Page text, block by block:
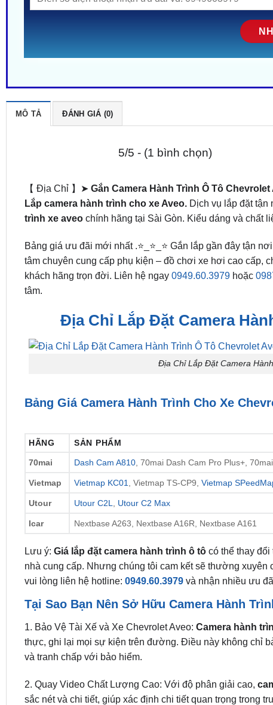
MÔ TẢ ĐÁNH GIÁ (0)
5/5 - (1 bình chọn)
【 Địa Chỉ 】➤ Gắn Camera Hành Trình Ô Tô Chevrolet
Lắp camera hành trình cho xe Aveo.Dịch vụ lắp đặt tận
trình xe aveochính hãng tại Sài Gòn. Kiểu dáng và chất
Bảng giá ưu đãi mới nhất .⭐_⭐_⭐ Gắn lắp gần đây tận
tâm chuyên cung cấp phụ kiện – đồ chơi xe hơi cao cấp,
khách hãng trọn đời. Liên hệ ngay 0949.60.3979hoặc
tâm.
Địa Chỉ Lắp Đặt Camera
Địa Chỉ Lắp Đặt Camera
Bảng Giá Camera Hành Trình Cho Xe
HÃNG SẢN PHẨM
70mai Dash Cam A810, 70mai Dash Cam Pro Plus+,
Vietmap Vietmap KC01 , Vietmap TS-CP9, Vietmap
Utour Utour C2L Utour C2 Max
Icar Nextbase A263, Nextbase A16R, Nextbase A161
Lưu ý: Giá lắp đặt camera hành trình ô tôcó thể thay đổi
nhà cung cấp. Nhưng chúng tôi cam kết sẽ thường
vui lòng liên hệ hotline: 0949.60.3979 và nhận nhiều ưu
Tại Sao Bạn Nên Sở Hữu Camera Hành
1. Bảo Vệ Tài Xế và Xe Chevrolet Aveo: Camera hành
thực, ghi lại mọi sự kiện trên đường. Điều này không chỉ
và tranh chấp với bảo hiểm.
2. Quay Video Chất Lượng Cao: Với độ phân giải cao,
sắc nét và chi tiết, giúp xác định chi tiết quan trọng trong